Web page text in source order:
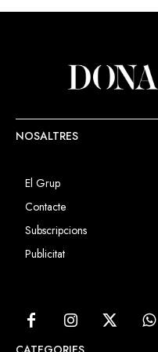
NOSALTRES
El Grup
Contacte
Subscripcions
Publicitat